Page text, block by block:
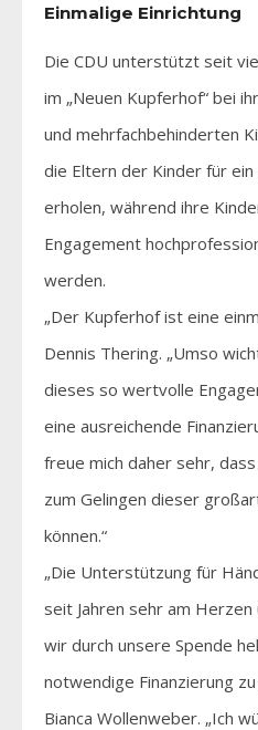
Einmalige Einrichtung
Die CDU unterstützt seit
im „Neuen Kupferhof“ bei
und mehrfachbehinderten
die Eltern der Kinder für ein
erholen, während ihre
Engagement
werden.
„Der Kupferhof ist eine
Dennis Thering. „Umso
dieses so wertvolle
eine ausreichende
freue mich daher sehr,
zum Gelingen dieser
können.“
„Die Unterstützung für
seit Jahren sehr am
wir durch unsere Spende
notwendige Finanzierung
Bianca Wollenweber. „Ich